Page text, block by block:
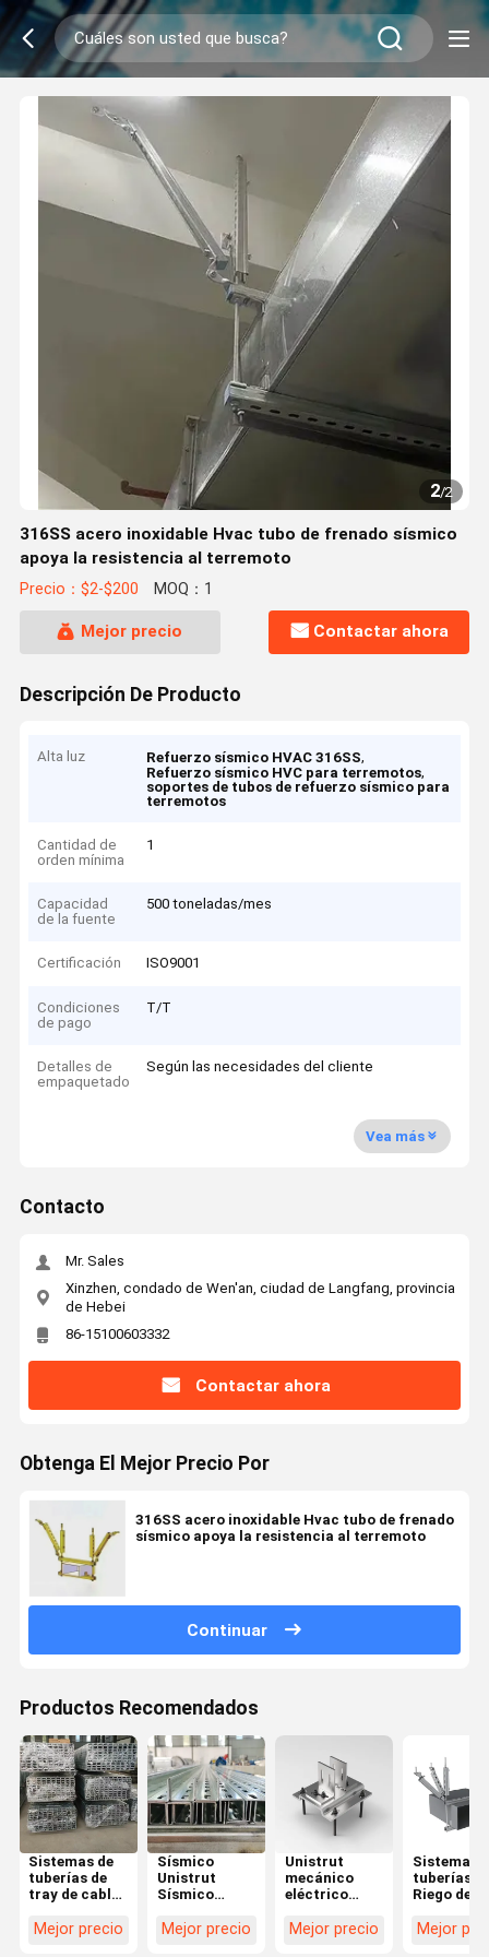
2/2
316SS acero inoxidable Hvac tubo de frenado sísmico
apoya la resistencia al terremoto
Precio：$2-$200 MOQ：1
Mejor precio Contactar ahora
Descripción De Producto
Alta luz Refuerzo sísmico HVAC 316SS,
Refuerzo sísmico HVC para terremotos,
soportes de tubos de refuerzo sísmico para
terremotos
Cantidad de
orden mínima
1
Capacidad
de la fuente
500 toneladas/mes
Certificación ISO9001
Condiciones
de pago
T/T
Detalles de
empaquetado
Según las necesidades del cliente
Vea más
Contacto
Mr. Sales
Xinzhen, condado de Wen'an, ciudad de Langfang, provincia
de Hebei
86-15100603332
Contactar ahora
Obtenga El Mejor Precio Por
316SS acero inoxidable Hvac tubo de frenado
sísmico apoya la resistencia al terremoto
Continuar
Productos Recomendados
Sistemas de
tuberías de
tray de cable
inoxidable
Mejor precio
Sísmico
Unistrut
Sísmico
Canal
Mejor precio
Unistrut
mecánico
eléctrico
dispositivos
Mejor precio
Sistemas
tuberías
Riego de
Soporte
Mejor